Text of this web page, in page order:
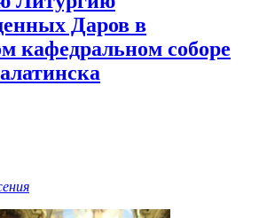
Даров в
кафедральном соборе